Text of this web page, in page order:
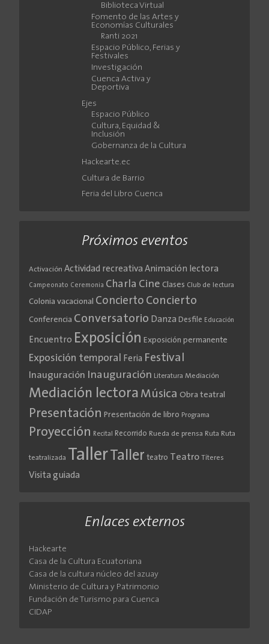
Biblioteca Virtual
Fomento de las Artes y
Economías Culturales
Ranti 2021
Espacio Público, Ferias y
Festivales
Investigación
Cuenca Activa y
Deportiva
Ejes
Espacio Público
Cultura, Equidad &
Inclusión
Gobernanza de la Cultura
Hackearte.ec
Cultura de Barrio
Feria del Libro Cuenca
Próximos eventos
Activación Actividad recreativa Animación lectora
Campeonato Ceremonia Charla Cine Clases Club de lectura
Colonia vacacional Concierto Concierto
Conferencia Conversatorio Danza Desfile Educación
Encuentro Exposición Exposición permanente
Exposición temporal Feria Festival
Inauguración Inauguración Literatura Mediación
Mediación lectora Música Obra teatral
Presentación Presentación de libro Programa
Proyección Recital Recorrido Rueda de prensa Ruta Ruta
teatralizada TallerTaller teatro Teatro Títeres
Visita guiada
Enlaces externos
Hackearte
Casa de la Cultura Ecuatoriana
Casa de la cultura núcleo del azuay
Ministerio de Cultura y Patrimonio
Fundación de Turismo para Cuenca
CIDAP